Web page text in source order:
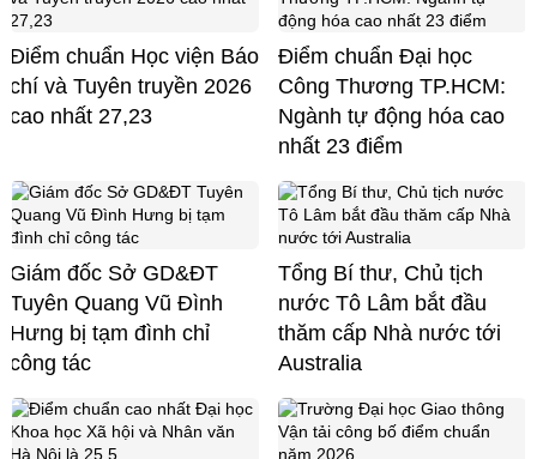
Điểm chuẩn Học viện Báo
chí và Tuyên truyền 2026
cao nhất 27,23
Điểm chuẩn Đại học
Công Thương TP.HCM:
Ngành tự động hóa cao
nhất 23 điểm
Giám đốc Sở GD&ĐT
Tuyên Quang Vũ Đình
Hưng bị tạm đình chỉ
công tác
Tổng Bí thư, Chủ tịch
nước Tô Lâm bắt đầu
thăm cấp Nhà nước tới
Australia